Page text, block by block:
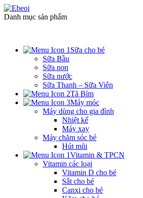
Danh mục sản phẩm
Sữa cho bé
Sữa Bầu
Sữa non
Sữa nước
Sữa Thanh – Sữa Viên
Tã Bỉm
Máy móc
Máy dùng cho gia đình
Nhiệt kế
Máy xay
Máy chăm sóc bé
Hút mũi
Vitamin & TPCN
Vitamin các loại
Vitamin D cho bé
Sắt cho bé
Canxi cho bé